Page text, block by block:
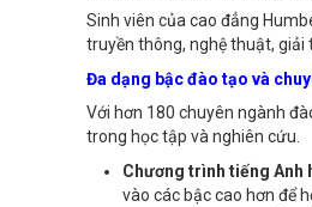
Sinh viên của cao đẳng
truyền thông, nghệ thuật, giải
Đa dạng bậc đào tạo và
Với hơn 180 chuyên ngành
trong học tập và nghiên cứu.
Chương trình tiếng Anh
vào các bậc cao hơn để